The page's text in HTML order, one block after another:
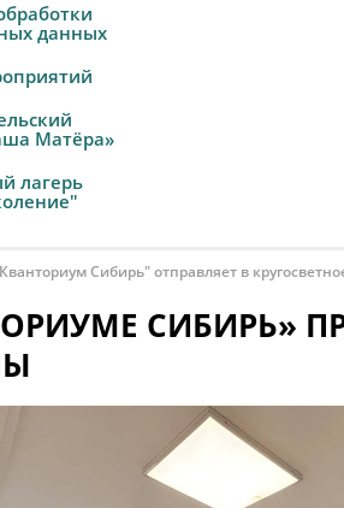
данных
Матёра»
лагерь
Сибирь" отправляет в
СИБИРЬ»